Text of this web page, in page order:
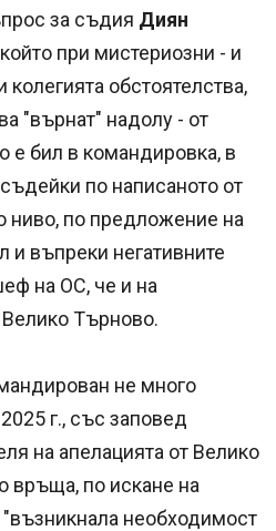
за съдия Диян
който при мистериозни - и
обстоятелства,
"върнат" надолу - от
бил в командировка, в
по написаното от
ниво, по предложение на
и въпреки негативните
на ОС, че и на
Търново.
не много
г., със заповед
на апелацията от Велико
връща, по искане на
необходимост